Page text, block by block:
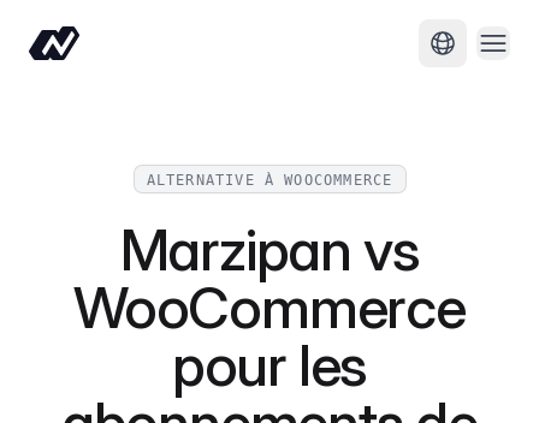
Changer
ALTERNATIVE À WOOCOMMERCE
Marzipan vs
WooCommerce
pour les